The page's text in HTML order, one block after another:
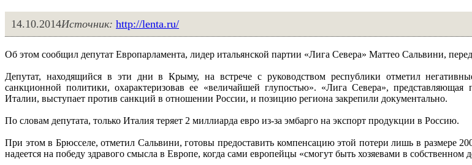
14.10.2014Источник: http://lenta.ru/
Об этом сообщил депутат Европарламента, лидер итальянской партии «Лига Севера» Маттео Сальвини,
Депутат, находящийся в эти дни в Крыму, на встрече с руководством республики отметил
санкционной политики, охарактеризовав ее «величайшей глупостью». «Лига Севера»,
Италии, выступает против санкций в отношении России, и позицию региона закрепили документально.
По словам депутата, только Италия теряет 2 миллиарда евро из-за эмбарго на экспорт продукции в Россию.
При этом в Брюсселе, отметил Сальвини, готовы предоставить компенсацию этой потери лишь в размере
надеется на победу здравого смысла в Европе, когда сами европейцы «смогут быть хозяевами в собственном